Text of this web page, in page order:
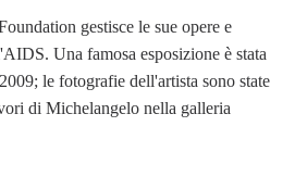
gestisce le sue opere e
Una famosa esposizione è stata
le fotografie dell'artista sono state
di Michelangelo nella galleria